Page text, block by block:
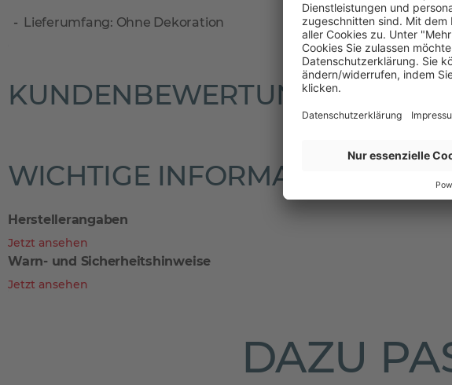
Lieferumfang: Ohne Dekoration
KUNDENBEWERTUNGEN
WICHTIGE INFORMATIONEN
Herstellerangaben
Jetzt ansehen
Warn- und Sicherheitshinweise
Jetzt ansehen
DAZU